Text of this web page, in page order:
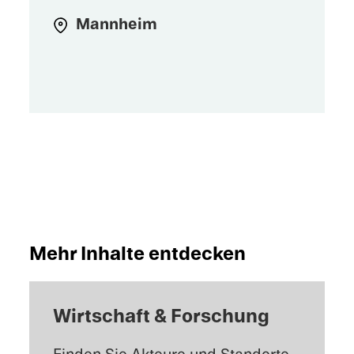
Mannheim
Mehr Inhalte entdecken
Wirtschaft & Forschung